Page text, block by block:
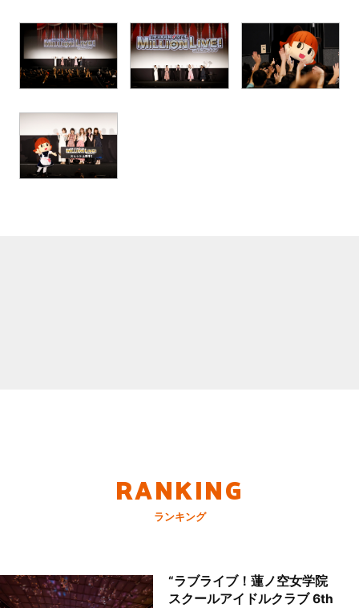
RANKING
ランキング
“ラブライブ！蓮ノ空女学院
スクールアイドルクラブ 6th